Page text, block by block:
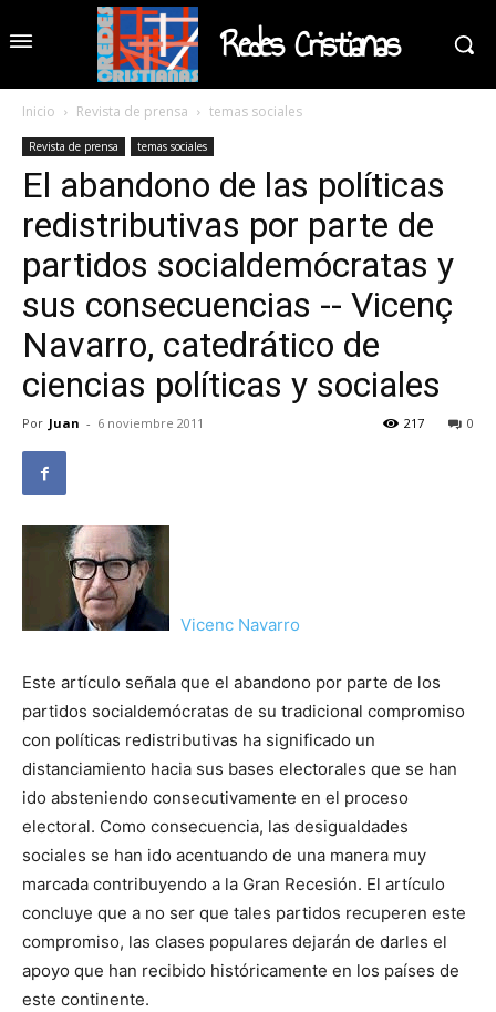
Redes Cristianas
Inicio Revista de prensa temas sociales
Revista de prensa temas sociales
El abandono de las políticas
redistributivas por parte de
partidos socialdemócratas y
sus consecuencias -- Vicenç
Navarro, catedrático de
ciencias políticas y sociales
Por Juan - 6 noviembre 2011 0
217
Vicenc Navarro
Este artículo señala que el abandono por parte de los
partidos socialdemócratas de su tradicional compromiso
con políticas redistributivas ha significado un
distanciamiento hacia sus bases electorales que se han
ido absteniendo consecutivamente en el proceso
electoral. Como consecuencia, las desigualdades
sociales se han ido acentuando de una manera muy
marcada contribuyendo a la Gran Recesión. El artículo
concluye que a no ser que tales partidos recuperen este
compromiso, las clases populares dejarán de darles el
apoyo que han recibido históricamente en los países de
este continente.